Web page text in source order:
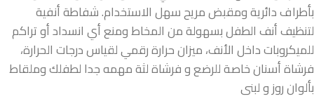
بأطراف دائرية ومقبض مريح سهل الاستخدام. شفاطة أنفية
لتنظيف أنف الطفل بسهولة من المخاط ومنع أي انسداد أو تراكم
للميكروبات داخل الأنف، ميزان حرارة رقمي لقياس درجات الحرارة،
فرشاة أسنان خاصة للرضع و فرشاة لثة مهمه جدا لطفلك وملقاط
بألوان روز و لبنى